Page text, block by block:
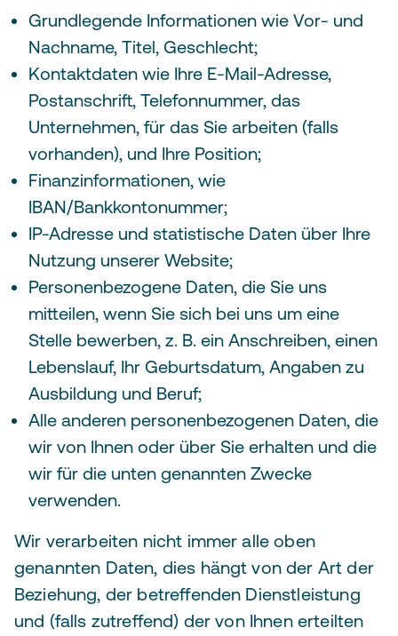
Grundlegende Informationen wie Vor- und
Nachname, Titel, Geschlecht;
Kontaktdaten wie Ihre E-Mail-Adresse,
Postanschrift, Telefonnummer, das
Unternehmen, für das Sie arbeiten (falls
vorhanden), und Ihre Position;
Finanzinformationen, wie
IBAN/Bankkontonummer;
IP-Adresse und statistische Daten über Ihre
Nutzung unserer Website;
Personenbezogene Daten, die Sie uns
mitteilen, wenn Sie sich bei uns um eine
Stelle bewerben, z. B. ein Anschreiben, einen
Lebenslauf, Ihr Geburtsdatum, Angaben zu
Ausbildung und Beruf;
Alle anderen personenbezogenen Daten, die
wir von Ihnen oder über Sie erhalten und die
wir für die unten genannten Zwecke
verwenden.
Wir verarbeiten nicht immer alle oben
genannten Daten, dies hängt von der Art der
Beziehung, der betreffenden Dienstleistung
und (falls zutreffend) der von Ihnen erteilten